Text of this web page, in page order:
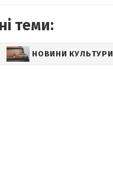
теми:
НОВИНИ КУЛЬТУРИ